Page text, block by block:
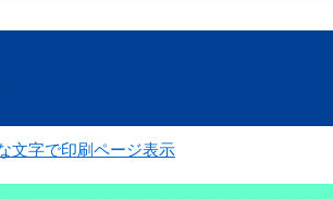
文字で印刷ページ表示